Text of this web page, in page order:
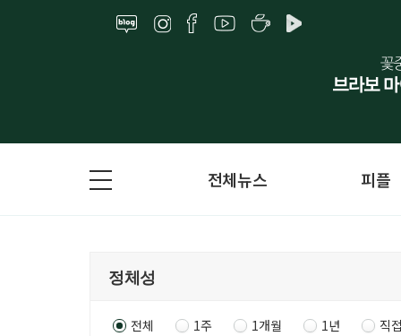
전체뉴스 피플
전체 1주 1개월 1년 직